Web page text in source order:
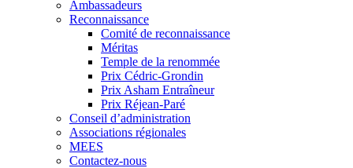
Ambassadeurs
Reconnaissance
Comité de reconnaissance
Méritas
Temple de la renommée
Prix Cédric-Grondin
Prix Asham Entraîneur
Prix Réjean-Paré
Conseil d’administration
Associations régionales
MEES
Contactez-nous